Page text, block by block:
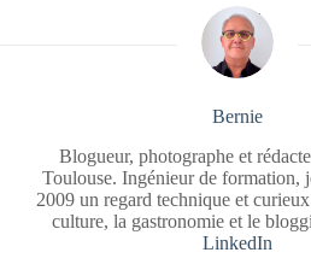
Bernie
Blogueur, photographe et
Toulouse. Ingénieur de formation,
2009 un regard technique et
culture, la gastronomie et le
LinkedIn